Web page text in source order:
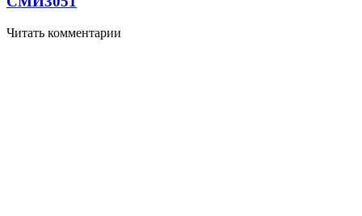
Читать комментарии